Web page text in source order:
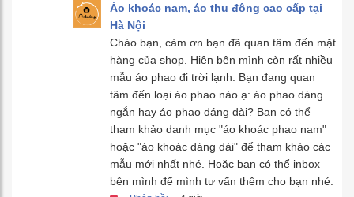
Áo khoác nam, áo thu đông cao cấp tại
Hà Nội
Chào bạn, cảm ơn bạn đã quan tâm đến mặt
hàng của shop. Hiện bên mình còn rất nhiều
mẫu áo phao đi trời lạnh. Bạn đang quan
tâm đến loại áo phao nào ạ: áo phao dáng
ngắn hay áo phao dáng dài? Bạn có thể
tham khảo danh mục "áo khoác phao nam"
hoặc "áo khoác dáng dài" để tham khảo các
mẫu mới nhất nhé. Hoặc bạn có thể inbox
bên mình để mình tư vấn thêm cho bạn nhé.